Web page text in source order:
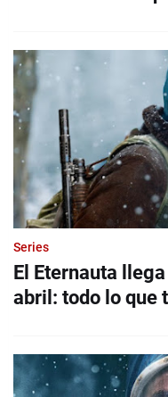
Series
El Eternauta
abril: todo lo que